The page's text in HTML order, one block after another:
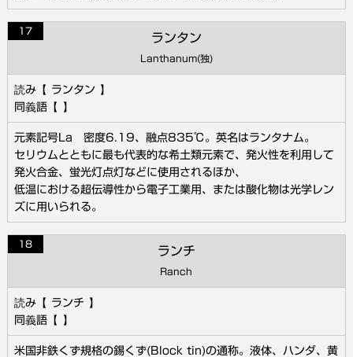
17
ランタン
Lanthanum(独)
ランタン
元素記号La 密度6.19、融点835℃。英名はランタナム。
セリウムとともに最も代表的な希土類元素で、発火性を利用して
発火合金、蛍光灯点灯などに使用されるほか、
低温における超伝導性から電子工業用、または酸化物は光学レン
ズに用いられる。
18
ランチ
Ranch
ランチ
米国非鉄くず規格の錫くず(Block tin)の通称。液体、ハンダ、黄